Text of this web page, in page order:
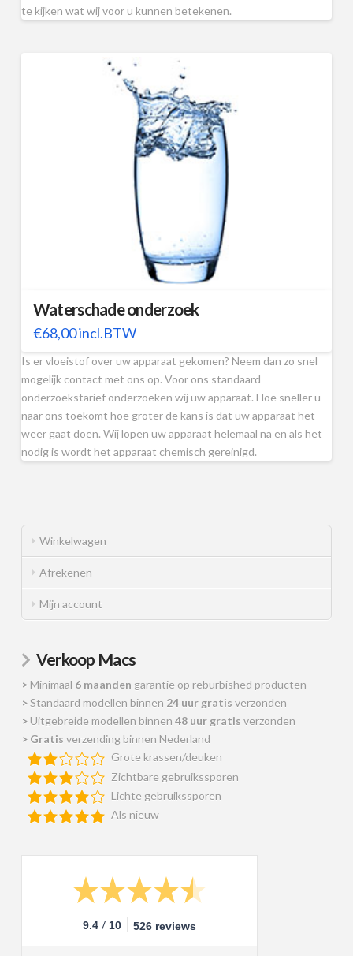
te kijken wat wij voor u kunnen betekenen.
Waterschade onderzoek
€68,00incl.BTW
Is er vloeistof over uw apparaat gekomen? Neem dan zo snel
mogelijk contact met ons op. Voor ons standaard
onderzoekstarief onderzoeken wij uw apparaat. Hoe sneller u
naar ons toekomt hoe groter de kans is dat uw apparaat het
weer gaat doen. Wij lopen uw apparaat helemaal na en als het
nodig is wordt het apparaat chemisch gereinigd.
Winkelwagen
Afrekenen
Mijn account
Verkoop Macs
>Minimaal 6 maanden garantie op reburbished producten
>Standaard modellen binnen 24 uur gratis verzonden
>Uitgebreide modellen binnen 48 uur gratis verzonden
>Gratis verzending binnen Nederland
Grote krassen/deuken
Zichtbare gebruikssporen
Lichte gebruikssporen
Als nieuw
9.4 / 10 526 reviews